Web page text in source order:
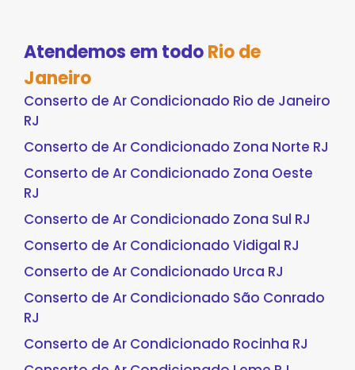
Atendemos em todoRio de
Janeiro
Conserto de Ar Condicionado Rio de Janeiro
RJ
Conserto de Ar Condicionado Zona Norte RJ
Conserto de Ar Condicionado Zona Oeste
RJ
Conserto de Ar Condicionado Zona Sul RJ
Conserto de Ar Condicionado Vidigal RJ
Conserto de Ar Condicionado Urca RJ
Conserto de Ar Condicionado São Conrado
RJ
Conserto de Ar Condicionado Rocinha RJ